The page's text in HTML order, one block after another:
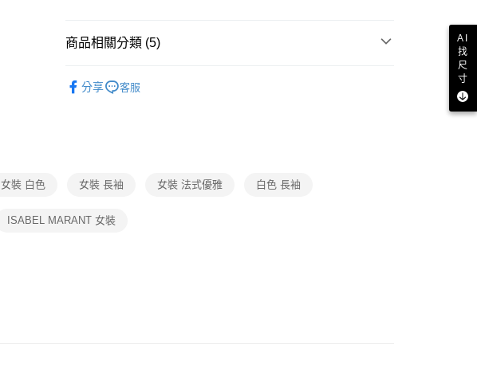
絡購買商品的店家。未經商家同意取消之訂單仍視為有效，需透過AFTEE
是否繳費成功／繳費後需取消欲退款等相關疑問，請聯繫「AFTEE先享後
２．關於個人資料處理事宜，請瀏覽以下網址：
３．未成年的使用者請事先徵得法定代理人或監護人之同意方可使用
免運費
商品相關分類 (5)
★降價專區⬇Max 50% off
分享 客服
女裝 白色 女裝 長袖 女裝 法式優雅 白色 長袖
ISABEL MARANT 女裝
AI
找
尺
寸